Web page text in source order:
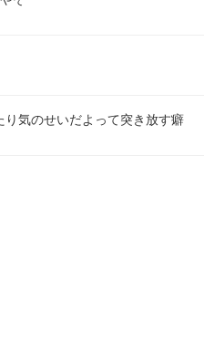
気のせいだよって突き放す癖